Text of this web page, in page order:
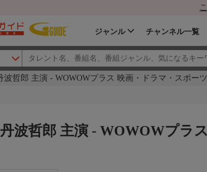
ジャンル チャンネル一覧
哲郎 主演 - WOWOWプラス 映画・ドラマ・スポー
波哲郎 主演 - WOWOWプラ